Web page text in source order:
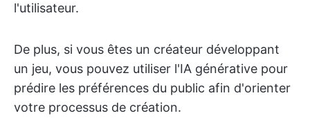
l'utilisateur.
De plus, si vous êtes un créateur développant
un jeu, vous pouvez utiliser l'IA générative pour
prédire les préférences du public afin d'orienter
votre processus de création.